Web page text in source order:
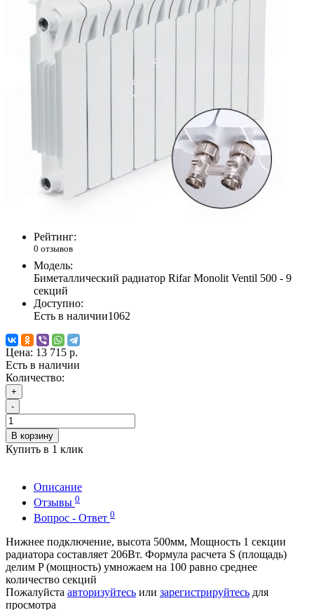
Рейтинг:
0 отзывов
Модель:
Биметаллический радиатор Rifar Monolit Ventil 500 - 9
секций
Доступно:
Есть в наличии1062
Цена: 13 715 р.
Есть в наличии
Количество:
+
-
В корзину
Купить в 1 клик
Описание
Отзывы 0
Вопрос - Ответ 0
Нижнее подключение, высота 500мм, Мощность 1 секции
радиатора составляет 206Вт. Формула расчета S (площадь)
делим P (мощность) умножаем на 100 равно среднее
количество секций
Пожалуйста авторизуйтесь или зарегистрируйтесь для
просмотра